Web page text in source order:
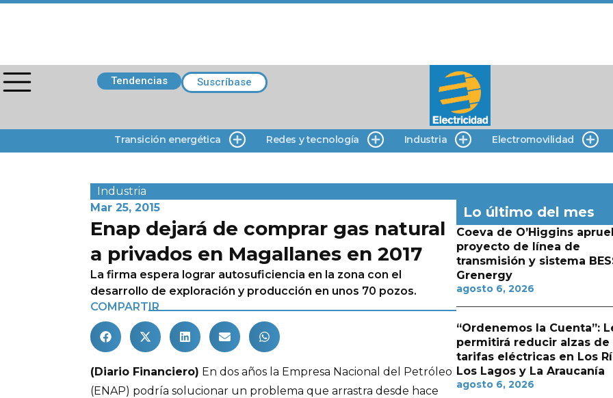
Tendencias Suscríbase
Transición energética Redes y tecnología Industria Electromovilidad
Industria
Mar 25, 2015
Enap dejará de comprar gas natural
a privados en Magallanes en 2017
La firma espera lograr autosuficiencia en la zona con el
desarrollo de exploración y producción en unos 70 pozos.
COMPARTIR
(Diario Financiero) En dos años la Empresa Nacional del Petróleo
(ENAP) podría solucionar un problema que arrastra desde hace
Lo último del mes
Coeva de O’Higgins
proyecto de línea de
transmisión y sistema
Grenergy
agosto 6, 2026
“Ordenemos la Cuenta”:
permitirá reducir alzas de
tarifas eléctricas en Los
Los Lagos y La Araucanía
agosto 6, 2026